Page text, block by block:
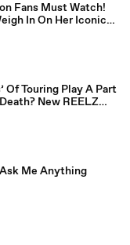
Fans Must Watch!
In On Her Iconic
Of Touring Play A Part
New REELZ
Watch
Me Anything